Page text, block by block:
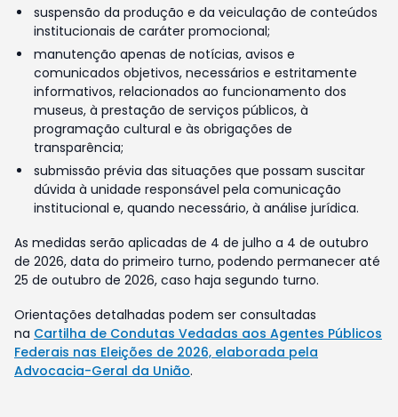
suspensão da produção e da veiculação de conteúdos
institucionais de caráter promocional;
manutenção apenas de notícias, avisos e
comunicados objetivos, necessários e estritamente
informativos, relacionados ao funcionamento dos
museus, à prestação de serviços públicos, à
programação cultural e às obrigações de
transparência;
submissão prévia das situações que possam suscitar
dúvida à unidade responsável pela comunicação
institucional e, quando necessário, à análise jurídica.
As medidas serão aplicadas de 4 de julho a 4 de outubro
de 2026, data do primeiro turno, podendo permanecer até
25 de outubro de 2026, caso haja segundo turno.
Orientações detalhadas podem ser consultadas
na Cartilha de Condutas Vedadas aos Agentes Públicos
Federais nas Eleições de 2026, elaborada pela
Advocacia-Geral da União.